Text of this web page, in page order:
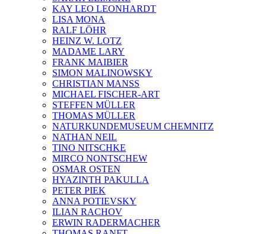
KAY LEO LEONHARDT
LISA MONA
RALF LÖHR
HEINZ W. LOTZ
MADAME LARY
FRANK MAIBIER
SIMON MALINOWSKY
CHRISTIAN MANSS
MICHAEL FISCHER-ART
STEFFEN MÜLLER
THOMAS MÜLLER
NATURKUNDEMUSEUM CHEMNITZ
NATHAN NEIL
TINO NITSCHKE
MIRCO NONTSCHEW
OSMAR OSTEN
HYAZINTH PAKULLA
PETER PIEK
ANNA POTIEVSKY
ILIAN RACHOV
ERWIN RADERMACHER